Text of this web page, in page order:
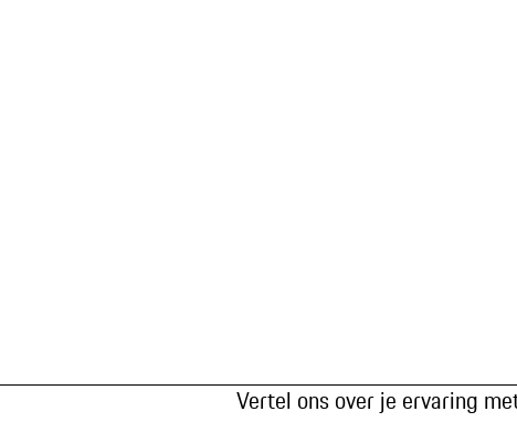
Vertel ons over je ervaring